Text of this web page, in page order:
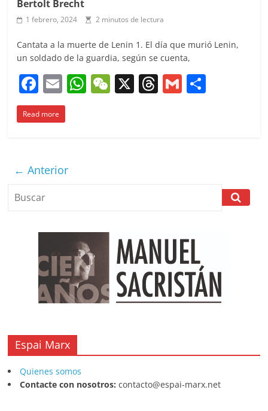
Bertolt Brecht
1 febrero, 2024 2 minutos de lectura
Cantata a la muerte de Lenin 1. El día que murió Lenin,
un soldado de la guardia, según se cuenta,
F
a
c
b
o
o
E
m
ai
W W X T G
Read more
← Anterior
Espai Marx
Quienes somos
Contacte con nosotros: contacto@espai-marx.net